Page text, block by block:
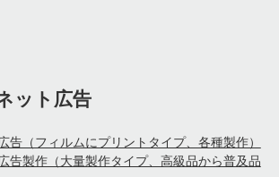
ット広告
告（フィルムにプリントタイプ、各種製作）
告製作（大量製作タイプ、高級品から普及品